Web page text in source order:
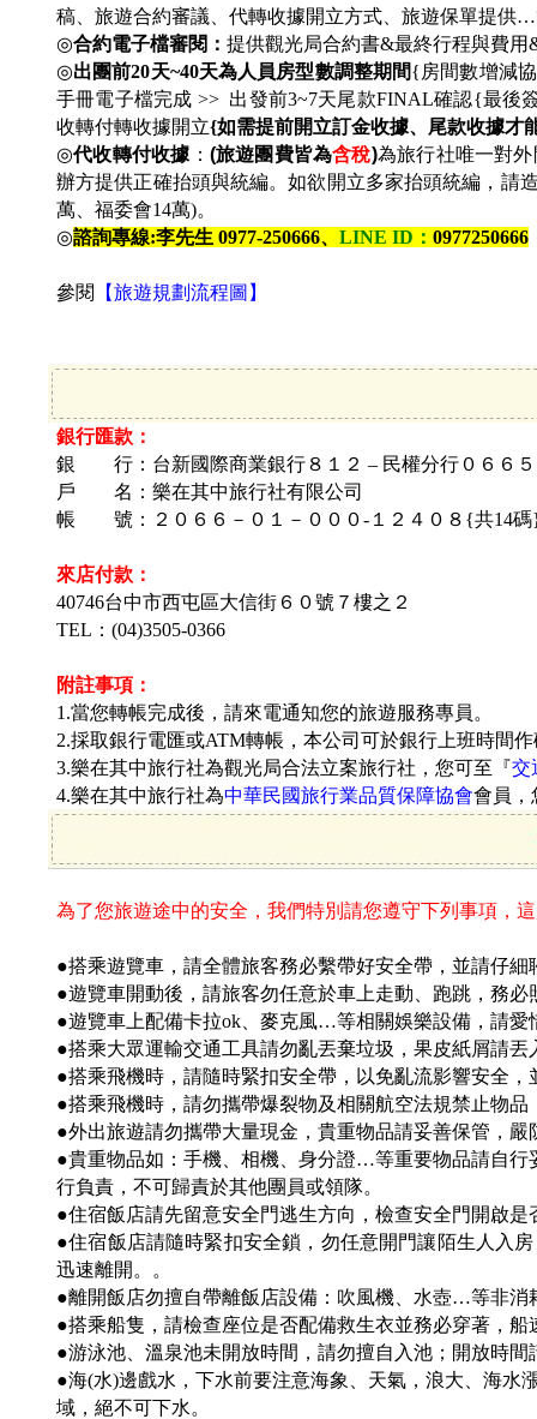
稿、旅遊合約審議、代轉收據開立方式、旅遊保單提供
◎合約電子檔審閱： 提供觀光局合約書&最終行程與費
◎出團前20天~40天為人員房型數調整期間{房間數增減
手冊電子檔完成 >> 出發前3~7天尾款FINAL確認{最後
收轉付轉收據開立{如需提前開立訂金收據、尾款收據才
◎代收轉付收據 ： (旅遊團費皆為含稅)為旅行社唯一對
辦方提供正確抬頭與統編。如欲開立多家抬頭統編，請
萬、福委會14萬)。
◎諮詢專線:李先生 0977-250666、 LINE ID ： 0977250666
參閱 【旅遊規劃流程圖】
銀行匯款：
銀 行：台新國際商業銀行８１２ – 民權分行０６６５
戶 名： 樂在其中旅行社有限公司
帳 號：
２０６６－０１－０００-１２４０８{共14
來店付款：
40746台中市西屯區大信街 ６０號７樓之２
TEL：(04)3505-0366
附註事項：
1.當您轉帳完成後，請來電通知您的旅遊服務專員。
2.採取銀行電匯或ATM轉帳，本公司可於銀行上班時間
3.樂在其中旅行社為觀光局合法立案旅行社，您可至『交
4.樂在其中旅行社為中華民國旅行業品質保障協會會員，
為了您旅遊途中的安全，我們特別請您遵守下列事項，
●搭乘遊覽車，請全體旅客務必繫帶好安全帶，並請仔
●遊覽車開動後，請旅客勿任意於車上走動、跑跳，務必
●遊覽車上配備卡拉ok、麥克風…等相關娛樂設備，請愛
●搭乘大眾運輸交通工具請勿亂丟棄垃圾，果皮紙屑請
●搭乘飛機時，請隨時緊扣安全帶，以免亂流影響安全
●搭乘飛機時，請勿攜帶爆裂物及相關航空法規禁止物
●外出旅遊請勿攜帶大量現金，貴重物品請妥善保管，嚴
●貴重物品如：手機、相機、身分證…等重要物品請自
行負責，不可歸責於其他團員或領隊。
●住宿飯店請先留意安全門逃生方向，檢查安全門開啟
●住宿飯店請隨時緊扣安全鎖，勿任意開門讓陌生人入
迅速離開。。
●離開飯店勿擅自帶離飯店設備：吹風機、水壺…等非消
●搭乘船隻，請檢查座位是否配備救生衣並務必穿著，
●游泳池、溫泉池未開放時間，請勿擅自入池；開放時
●海(水)邊戲水，下水前要注意海象、天氣，浪大、海水
域，絕不可下水。